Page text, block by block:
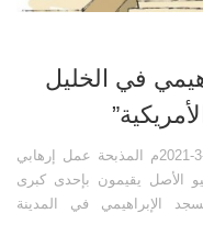
في الخليل
بحث إعداد: آية محمد يوسف نشر بتاريخ: 3-3-2021م المذبحة عمل إرهابي
أمريكيو الأصل يقيمون بإحدى كبرى
الإبراهيمي في المدينة